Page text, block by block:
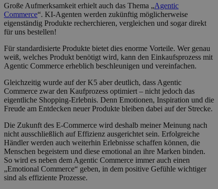
Große Aufmerksamkeit erhielt auch das Thema „Agentic
Commerce“. KI-Agenten werden zukünftig möglicherweise
eigenständig Produkte recherchieren, vergleichen und sogar direkt
für uns bestellen!
Für standardisierte Produkte bietet dies enorme Vorteile. Wer genau
weiß, welches Produkt benötigt wird, kann den Einkaufsprozess mit
Agentic Commerce erheblich beschleunigen und vereinfachen.
Gleichzeitig wurde auf der K5 aber deutlich, dass Agentic
Commerce zwar den Kaufprozess optimiert – nicht jedoch das
eigentliche Shopping-Erlebnis. Denn Emotionen, Inspiration und die
Freude am Entdecken neuer Produkte bleiben dabei auf der Strecke.
Die Zukunft des E-Commerce wird deshalb meiner Meinung nach
nicht ausschließlich auf Effizienz ausgerichtet sein. Erfolgreiche
Händler werden auch weiterhin Erlebnisse schaffen können, die
Menschen begeistern und diese emotional an ihre Marken binden.
So wird es neben dem Agentic Commerce immer auch einen
„Emotional Commerce“ geben, in dem positive Gefühle wichtiger
sind als effiziente Prozesse.